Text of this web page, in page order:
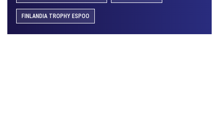
FINLANDIA TROPHY ESPOO